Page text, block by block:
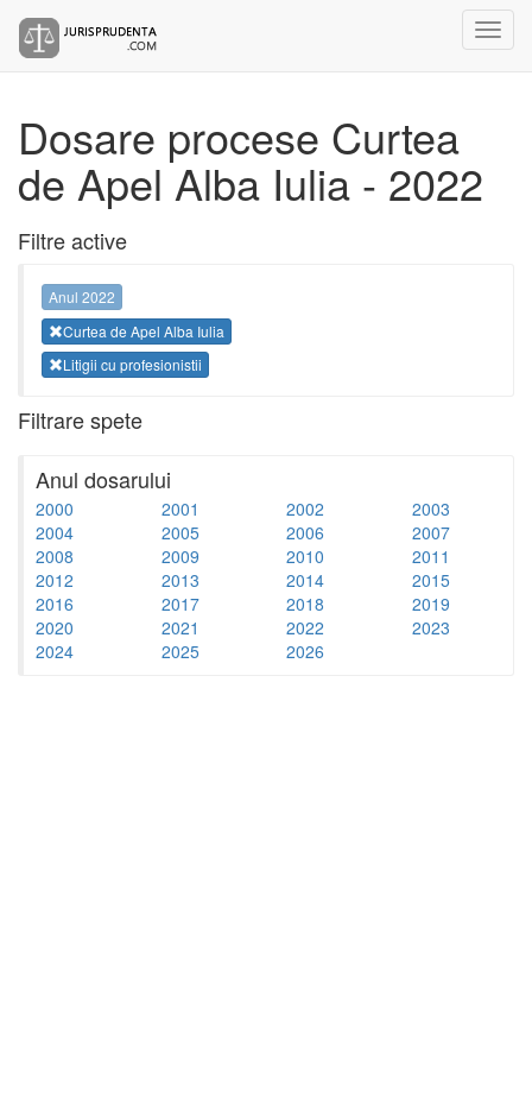
Dosare procese Curtea
de Apel Alba Iulia - 2022
Filtre active
Anul 2022
Curtea de Apel Alba Iulia
Litigii cu profesionistii
Filtrare spete
Anul dosarului
2000 2001 2002
2003
2004
2005 2006
2007
2008
2009 2010
2011
2012
2013 2014
2015
2016
2017 2018
2019
2020
2021 2022
2023
2024
2025 2026